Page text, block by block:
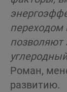
переходом
позволяют
Роман,
развитию.